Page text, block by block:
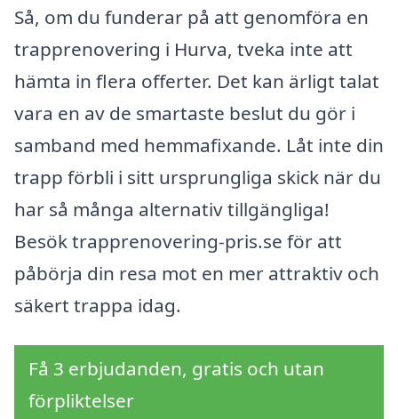
Så, om du funderar på att genomföra en
trapprenovering i Hurva, tveka inte att
hämta in flera offerter. Det kan ärligt talat
vara en av de smartaste beslut du gör i
samband med hemmafixande. Låt inte din
trapp förbli i sitt ursprungliga skick när du
har så många alternativ tillgängliga!
Besök trapprenovering-pris.se för att
påbörja din resa mot en mer attraktiv och
säkert trappa idag.
Få 3 erbjudanden, gratis och utan
förpliktelser